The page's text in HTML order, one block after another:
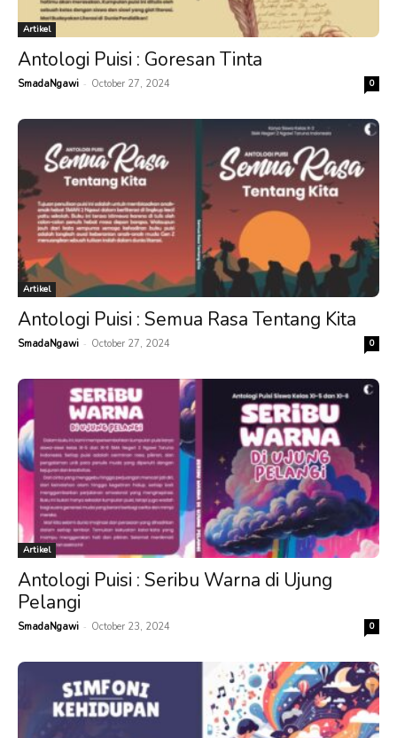
Artikel
Antologi Puisi : Goresan Tinta
SmadaNgawi - October 27, 2024 0
Artikel
Antologi Puisi : Semua Rasa Tentang Kita
SmadaNgawi - October 27, 2024 0
Artikel
Antologi Puisi : Seribu Warna di Ujung
Pelangi
SmadaNgawi - October 23, 2024 0